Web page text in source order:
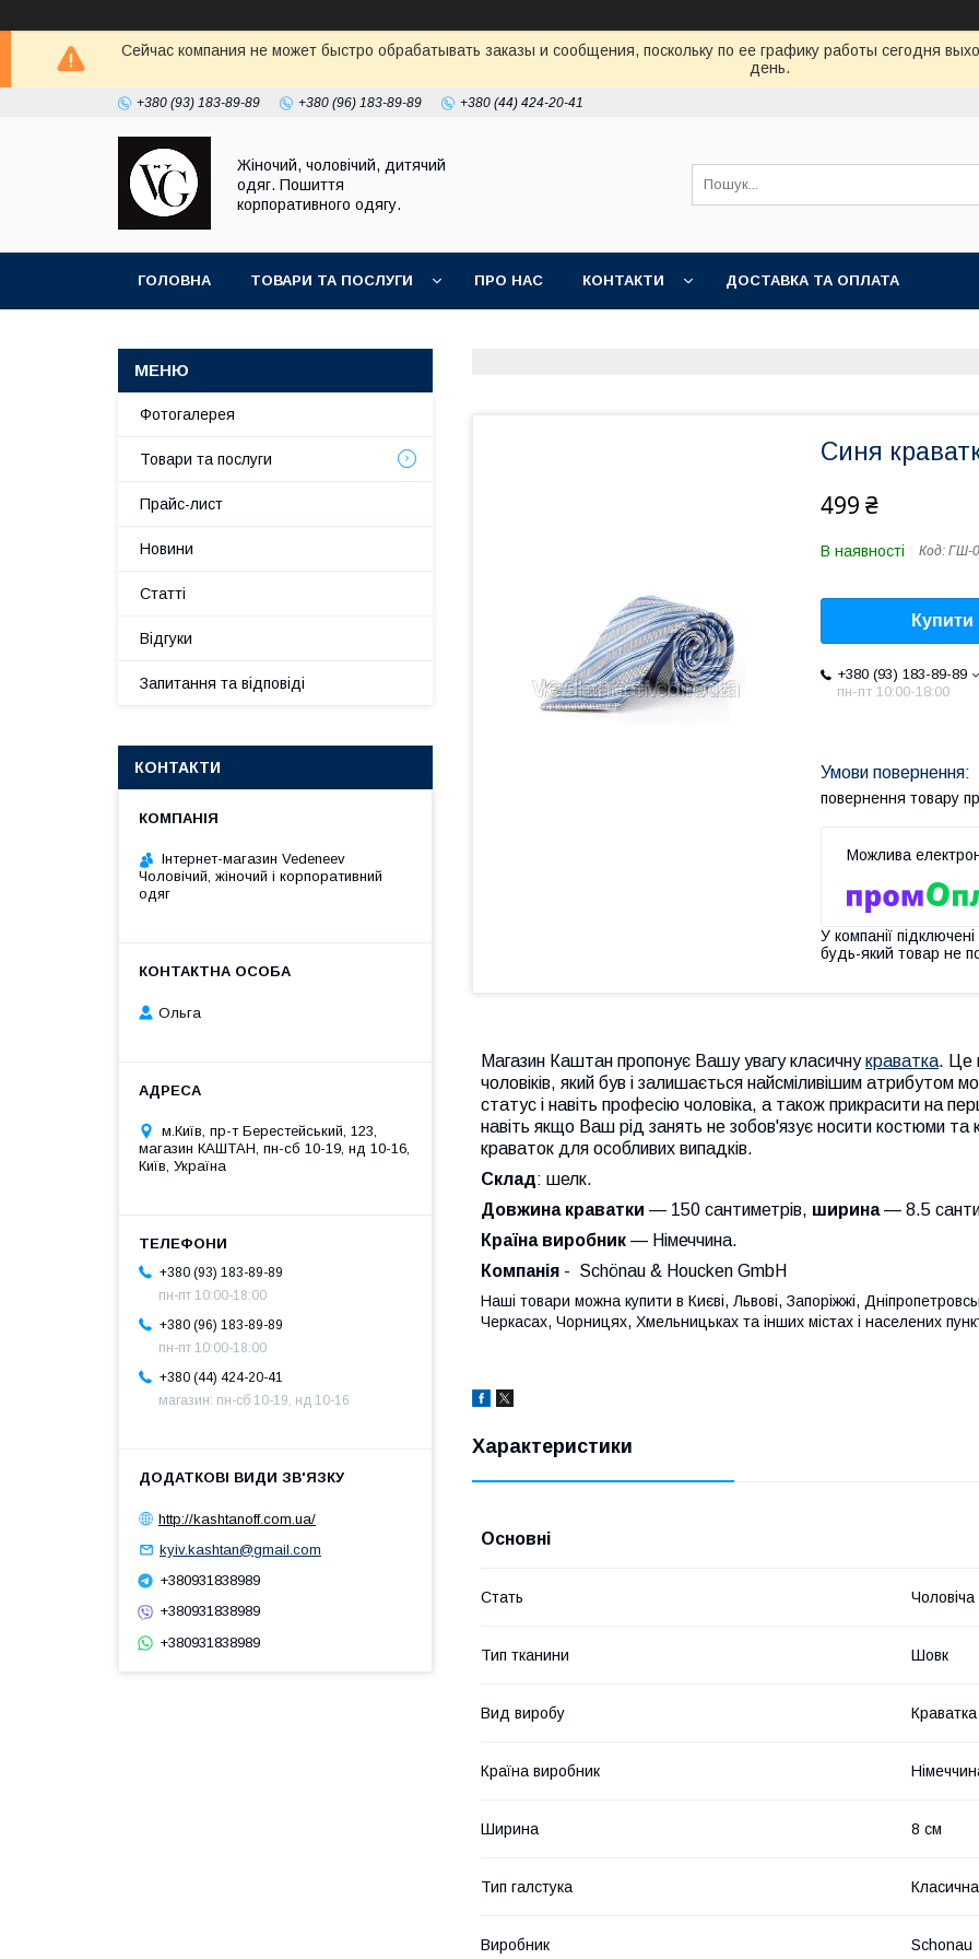
Сейчас компания не может быстро обрабатывать заказы и сообщения, поскольку по ее графику работы сегодня
день.
+380 (93) 183-89-89 +380 (96) 183-89-89 +380 (44) 424-20-41
Жіночий, чоловічий, дитячий
одяг. Пошиття
корпоративного одягу.
ГОЛОВНА ТОВАРИ ТА ПОСЛУГИ ПРО НАС КОНТАКТИ ДОСТАВКА ТА ОПЛАТА
Синя
499 ₴
В наявності Код: ГШ-
Купити
+380 (93) 183-89-89
пн-пт 10:00-18:00
повернення товару
У компанії
будь-який товар не
Магазин Каштан пропонує Вашу увагу класичнукраватка. Це
чоловіків, який був і залишається найсміливішим атрибутом
статус і навіть професію чоловіка, а також прикрасити на
навіть якщо Ваш рід занять не зобов'язує носити костюми
краваток для особливих випадків.
Склад: шелк.
Довжина краватки — 150 сантиметрів, ширина— 8.5
Країна виробник — Німеччина.
Компанія - Schönau & Houcken GmbH
Наші товари можна купити в Києві, Львові, Запоріжжі,
Черкасах, Чорницях, Хмельницьках та інших містах і населених
Характеристики
Основні
Стать Чоловіча
Тип тканини Шовк
Вид виробу Краватка
Країна виробник
Ширина 8 см
Тип галстука Класична
Виробник Schonau
Фотогалерея
Товари та послуги
Прайс-лист
Новини
Статті
Відгуки
Запитання та відповіді
КОНТАКТИ
Інтернет-магазин Vedeneev
Чоловічий, жіночий і корпоративний
одяг
Ольга
м.Київ, пр-т Берестейський, 123,
магазин КАШТАН, пн-сб 10-19, нд 10-16,
Київ, Україна
+380 (93) 183-89-89
пн-пт 10:00-18:00
+380 (96) 183-89-89
пн-пт 10:00-18:00
+380 (44) 424-20-41
магазин: пн-сб 10-19, нд 10-16
http://kashtanoff.com.ua/
kyiv.kashtan@gmail.com
+380931838989
+380931838989
+380931838989